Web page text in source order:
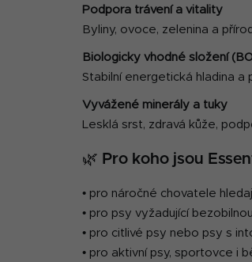
Podpora trávení a vitality
Byliny, ovoce, zelenina a
Biologicky vhodné složení
Stabilní energetická hladina a
Vyvážené minerály a tuky
Lesklá srst, zdravá kůže,
🌿 Pro koho jsou
• pro náročné chovatele
• pro psy vyžadující
• pro citlivé psy nebo psy s
• pro aktivní psy, sportovce i